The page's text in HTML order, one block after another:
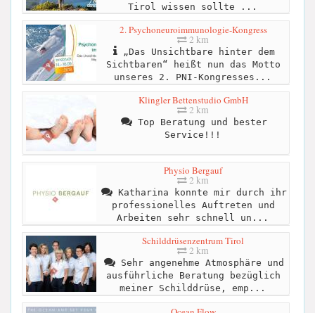
Tirol wissen sollte ...
2. Psychoneuroimmunologie-Kongress
2 km
„Das Unsichtbare hinter dem
Sichtbaren“ heißt nun das Motto
unseres 2. PNI-Kongresses...
Klingler Bettenstudio GmbH
2 km
Top Beratung und bester
Service!!!
Physio Bergauf
2 km
Katharina konnte mir durch ihr
professionelles Auftreten und
Arbeiten sehr schnell un...
Schilddrüsenzentrum Tirol
2 km
Sehr angenehme Atmosphäre und
ausführliche Beratung bezüglich
meiner Schilddrüse, emp...